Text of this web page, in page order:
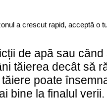
a crescut rapid, acceptă o
de apă sau
tăierea decât să
poate
bine la finalul verii.